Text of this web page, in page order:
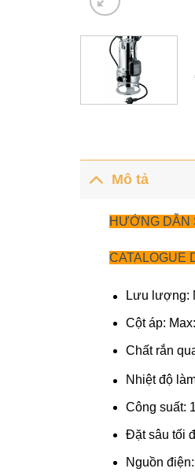
Mô tả
HƯỚNG DẪN
CATALOGUE
Lưu lượng:
Cột áp:
Chất rắn
Nhiệt độ
Công suất:
Đặt sâu tối
Nguồn